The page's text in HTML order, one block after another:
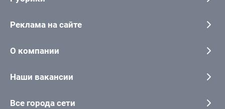
Реклама на сайте
О компании
Наши вакансии
Все города сети